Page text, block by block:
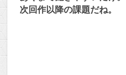
次回作以降の課題だね。